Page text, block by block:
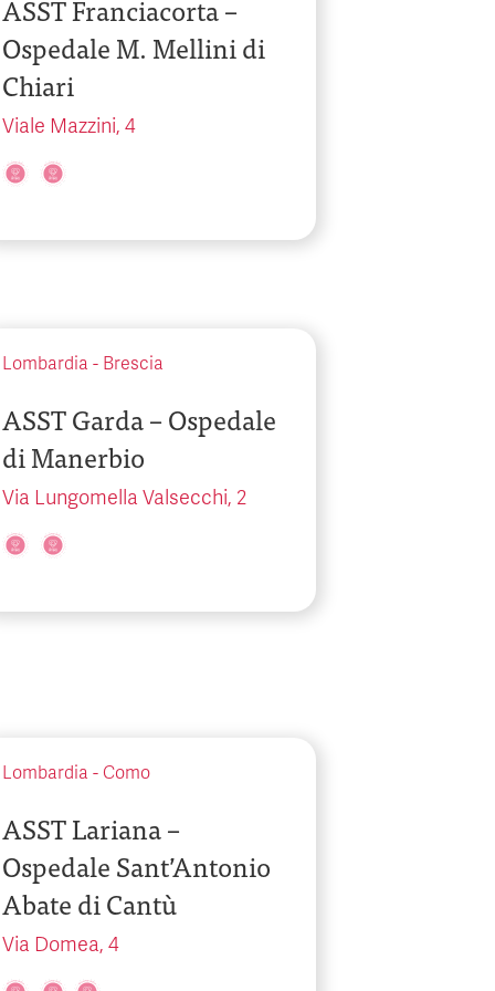
ASST Franciacorta –
Ospedale M. Mellini di
Chiari
Viale Mazzini, 4
Lombardia - Brescia
ASST Garda – Ospedale
di Manerbio
Via Lungomella Valsecchi, 2
Lombardia - Como
ASST Lariana –
Ospedale Sant’Antonio
Abate di Cantù
Via Domea, 4